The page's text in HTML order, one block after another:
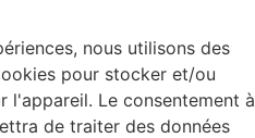
nous utilisons des
pour stocker et/ou
l'appareil. Le consentement à
de traiter des données